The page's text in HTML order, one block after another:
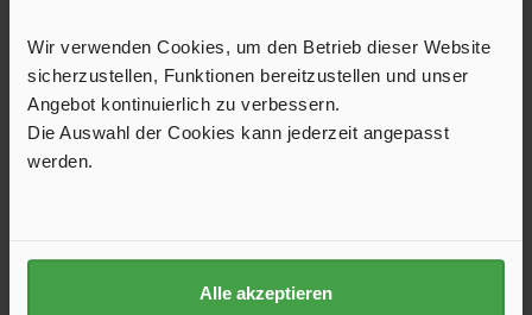
Wir verwenden Cookies, um den Betrieb dieser Website
sicherzustellen, Funktionen bereitzustellen und unser
Angebot kontinuierlich zu verbessern.
Die Auswahl der Cookies kann jederzeit angepasst
werden.
Alle akzeptieren
11,95 €*
Variante
CEE
Schuko